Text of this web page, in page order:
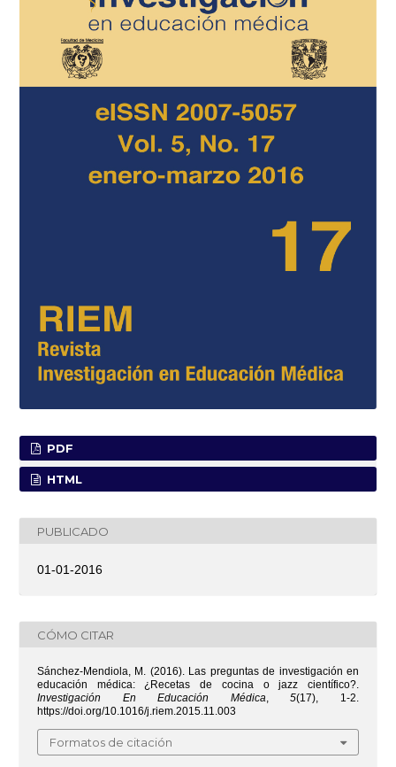
PDF
HTML
PUBLICADO
01-01-2016
CÓMO CITAR
Sánchez-Mendiola, M. (2016). Las preguntas de investigación en
educación médica: ¿Recetas de cocina o jazz científico?.
Investigación En Educación Médica,5(17), 1-2.
https://doi.org/10.1016/j.riem.2015.11.003
Formatos de citación